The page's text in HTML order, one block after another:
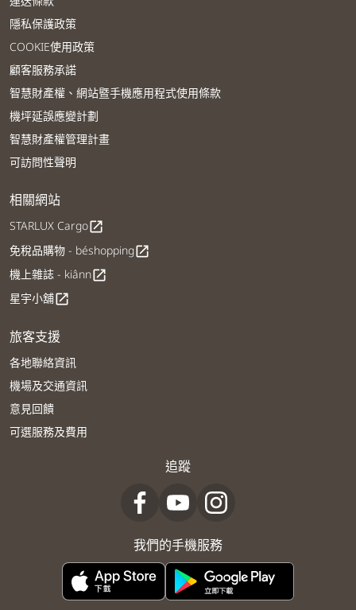
隱私保護政策
COOKIE使用政策
顧客服務承諾
智慧財產權、網站暨手機應用程式使用條款
機坪延誤應變計劃
智慧財產權管理計畫
可訪問性聲明
相關網站
STARLUX Cargoopen_in_new
免稅品購物 - béshoppingopen_in_new
機上雜誌 - kiânnopen_in_new
星宇小舖open_in_new
旅客支援
各地聯絡資訊
機場及交通資訊
意見回饋
可選服務及費用
追蹤
我們的手機服務